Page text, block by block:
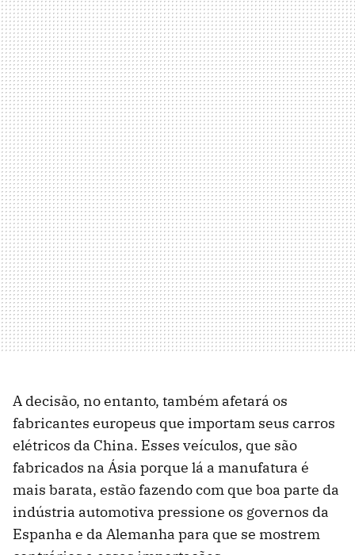
A decisão, no entanto, também afetará os
fabricantes europeus que importam seus carros
elétricos da China. Esses veículos, que são
fabricados na Ásia porque lá a manufatura é
mais barata, estão fazendo com que boa parte da
indústria automotiva pressione os governos da
Espanha e da Alemanha para que se mostrem